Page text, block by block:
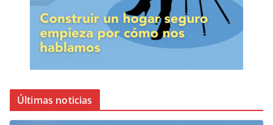
Últimas noticias